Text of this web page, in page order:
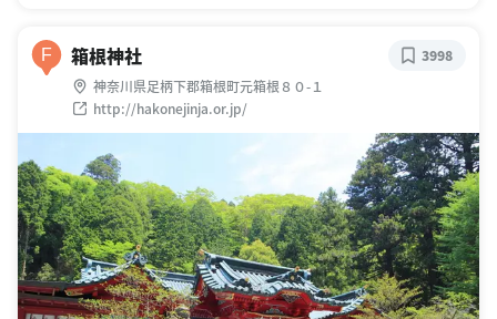
F 箱根神社
神奈川県足柄下郡箱根町元箱根８０-１
http://hakonejinja.or.jp/
3998